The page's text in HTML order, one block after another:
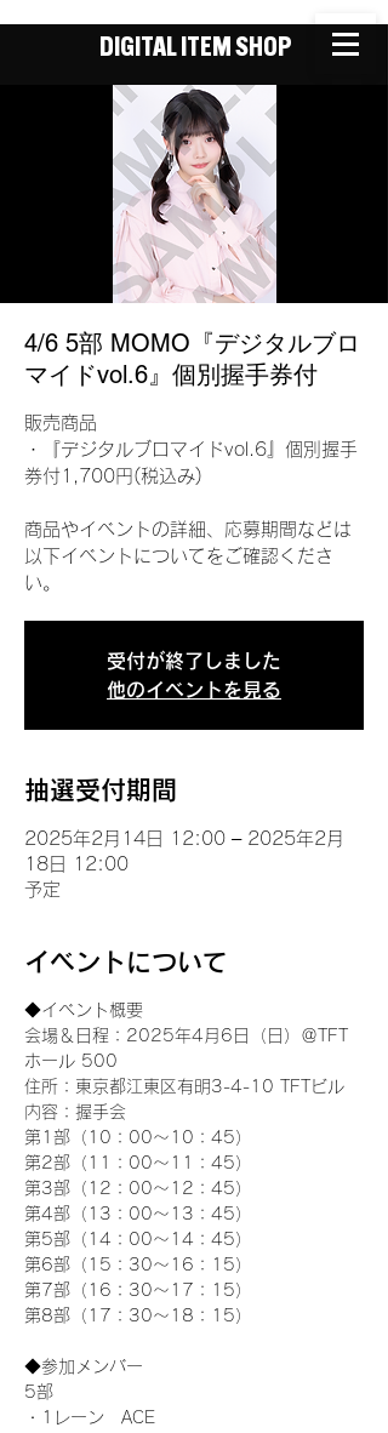
DIGITAL ITEM SHOP
4/6 5部 MOMO『デジタルブロ
マイドvol.6』個別握手券付
販売商品
・『デジタルブロマイドvol.6』個別握手
券付1,700円(税込み)
商品やイベントの詳細、応募期間などは
以下イベントについてをご確認くださ
い。
受付が終了しました
他のイベントを見る
抽選受付期間
2025年2月14日 12:00 – 2025年2月
18日 12:00
予定
イベントについて
◆イベント概要
会場＆日程：2025年4月6日（日）＠TFT
ホール 500
住所：東京都江東区有明3-4-10 TFTビル
内容：握手会
第1部（10：00～10：45）
第2部（11：00～11：45）
第3部（12：00～12：45）
第4部（13：00～13：45）
第5部（14：00～14：45）
第6部（15：30～16：15）
第7部（16：30～17：15）
第8部（17：30～18：15）
◆参加メンバー
5部
・1レーン　ACE